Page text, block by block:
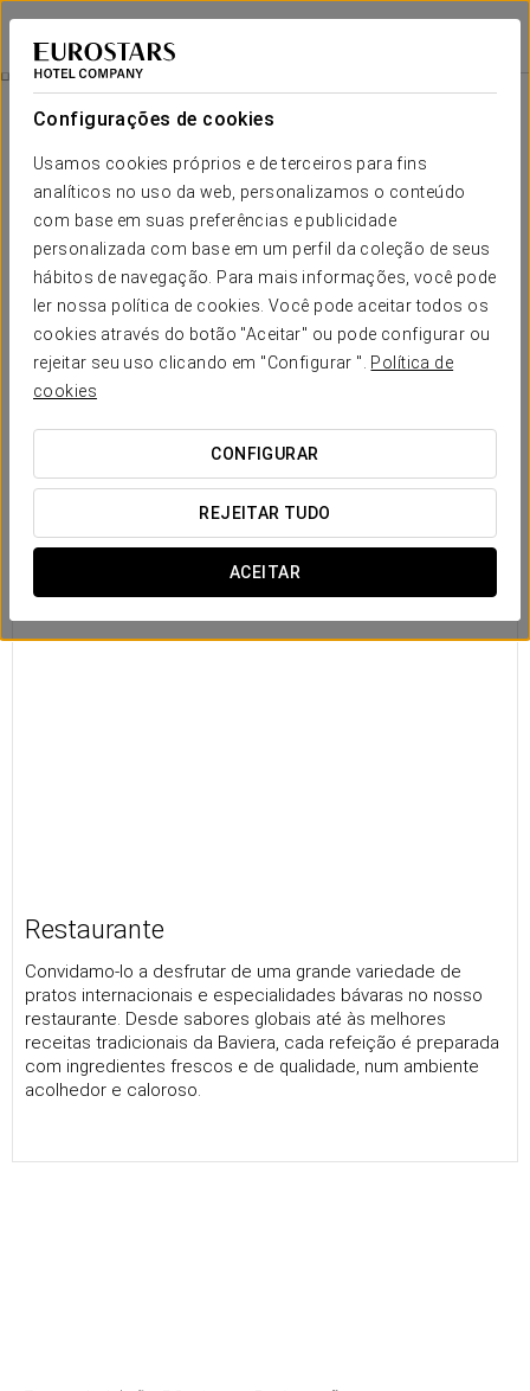
Configurações de cookies
Usamos cookies próprios e de terceiros para fins
analíticos no uso da web, personalizamos o conteúdo
com base em suas preferências e publicidade
personalizada com base em um perfil da coleção de seus
hábitos de navegação. Para mais informações, você pode
ler nossa política de cookies. Você pode aceitar todos os
cookies através do botão "Aceitar" ou pode configurar ou
rejeitar seu uso clicando em "Configurar ". Política de
cookies
CONFIGURAR
REJEITAR TUDO
ACEITAR
Eurostars Book Hotel
MUNIQUE
Restauração
Restaurante
Convidamo-lo a desfrutar de uma grande variedade de
pratos internacionais e especialidades bávaras no nosso
restaurante. Desde sabores globais até às melhores
receitas tradicionais da Baviera, cada refeição é preparada
com ingredientes frescos e de qualidade, num ambiente
acolhedor e caloroso.